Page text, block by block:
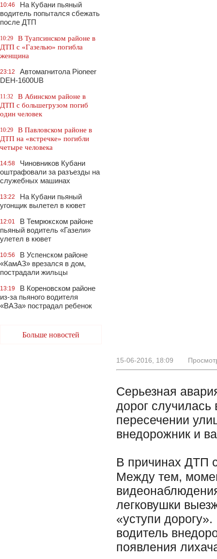
10:46
На Кубани пьяный
водитель попытался сбежать
после ДТП
10:29
В Туапсинском районе в
ДТП с «Газелью» погибла
женщина
23:12
Автомагнитола Pioneer
DEH-1600UB
11:32
В Абинском районе в
ДТП с большегрузом погиб
один человек
10:29
В Павловском районе в
ДТП на «встречке» погибли
четыре человека
14:58
Чиновников Кубани
оштрафовали за разъезды на
служебных машинах
13:22
На Кубани пьяный
угонщик вылетел в кювет
12:01
В Темрюкском районе
пьяный водитель «Газели»
улетел в кювет
10:56
В Успенском районе
«КамАЗ» врезался в дом,
пострадали жильцы
13:19
В Кореновском районе
из-за пьяного водителя
«ВАЗа» пострадал ребенок
Больше новостей
15-06-2016, 18:09
Серьезная
дорог
пересечении
внедорожник и
В причинах ДТП
Между тем,
легковушки
«уступи
водитель
появления